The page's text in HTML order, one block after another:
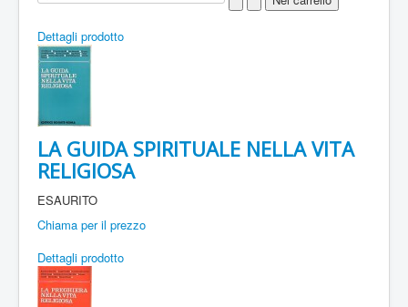
Dettagli prodotto
LA GUIDA SPIRITUALE NELLA VITA
RELIGIOSA
ESAURITO
Chiama per il prezzo
Dettagli prodotto